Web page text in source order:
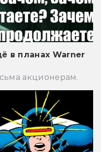
в планах Warner
акционерам.